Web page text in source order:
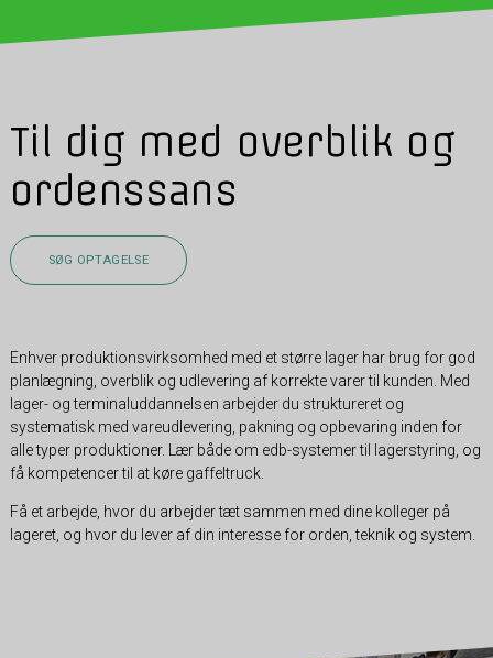
Til dig med overblik og
ordenssans
SØG OPTAGELSE
Enhver produktionsvirksomhed med et større lager har brug for god
planlægning, overblik og udlevering af korrekte varer til kunden. Med
lager- og terminaluddannelsen arbejder du struktureret og
systematisk med vareudlevering, pakning og opbevaring inden for
alle typer produktioner. Lær både om edb-systemer til lagerstyring, og
få kompetencer til at køre gaffeltruck.
Få et arbejde, hvor du arbejder tæt sammen med dine kolleger på
lageret, og hvor du lever af din interesse for orden, teknik og system.